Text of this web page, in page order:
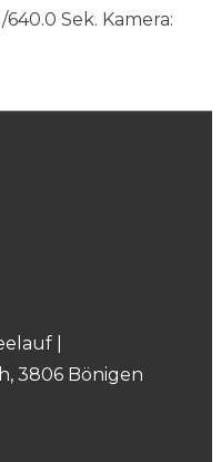
Sek. Kamera:
|
3806 Bönigen